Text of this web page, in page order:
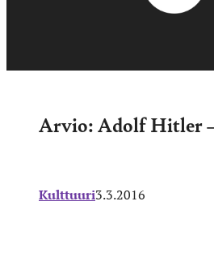
Arvio: Adolf Hitler
Kulttuuri3.3.2016